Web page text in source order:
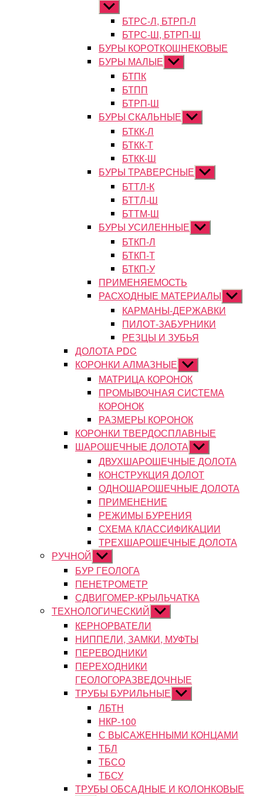
Показывать
подменюБТРС-Л, БТРП-Л
БТРС-Ш, БТРП-Ш
БУРЫ КОРОТКОШНЕКОВЫЕ
БУРЫ МАЛЫЕ Показывать
подменю
БТПК
БТПП
БТРП-Ш
БУРЫ СКАЛЬНЫЕ Показывать
подменю
БТКК-Л
БТКК-Т
БТКК-Ш
БУРЫ ТРАВЕРСНЫЕ Показывать
подменю
БТТЛ-К
БТТЛ-Ш
БТТМ-Ш
БУРЫ УСИЛЕННЫЕ Показывать
подменю
БТКП-Л
БТКП-Т
БТКП-У
ПРИМЕНЯЕМОСТЬ
РАСХОДНЫЕ МАТЕРИАЛЫ
подменю
КАРМАНЫ-ДЕРЖАВКИ
ПИЛОТ-ЗАБУРНИКИ
РЕЗЦЫ И ЗУБЬЯ
ДОЛОТА PDC
КОРОНКИ АЛМАЗНЫЕ Показывать
подменю
МАТРИЦА КОРОНОК
ПРОМЫВОЧНАЯ СИСТЕМА
КОРОНОК
РАЗМЕРЫ КОРОНОК
КОРОНКИ ТВЕРДОСПЛАВНЫЕ
ШАРОШЕЧНЫЕ ДОЛОТА Показывать
подменю
ДВУХШАРОШЕЧНЫЕ ДОЛОТА
КОНСТРУКЦИЯ ДОЛОТ
ОДНОШАРОШЕЧНЫЕ ДОЛОТА
ПРИМЕНЕНИЕ
РЕЖИМЫ БУРЕНИЯ
СХЕМА КЛАССИФИКАЦИИ
ТРЕХШАРОШЕЧНЫЕ ДОЛОТА
РУЧНОЙ Показывать
подменю
БУР ГЕОЛОГА
ПЕНЕТРОМЕТР
СДВИГОМЕР-КРЫЛЬЧАТКА
ТЕХНОЛОГИЧЕСКИЙ Показывать
подменю
КЕРНОРВАТЕЛИ
НИППЕЛИ, ЗАМКИ, МУФТЫ
ПЕРЕВОДНИКИ
ПЕРЕХОДНИКИ
ГЕОЛОГОРАЗВЕДОЧНЫЕ
ТРУБЫ БУРИЛЬНЫЕ Показывать
подменю
ЛБТН
НКР-100
С ВЫСАЖЕННЫМИ КОНЦАМИ
ТБЛ
ТБСО
ТБСУ
ТРУБЫ ОБСАДНЫЕ И КОЛОНКОВЫЕ